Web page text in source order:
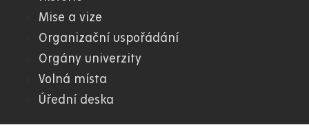
Mise a vize
Organizační uspořádání
Orgány univerzity
Volná místa
Úřední deska